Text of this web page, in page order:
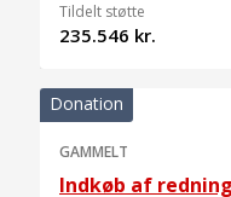
Tildelt støtte
235.546 kr.
Donation
GAMMELT
Indkøb af